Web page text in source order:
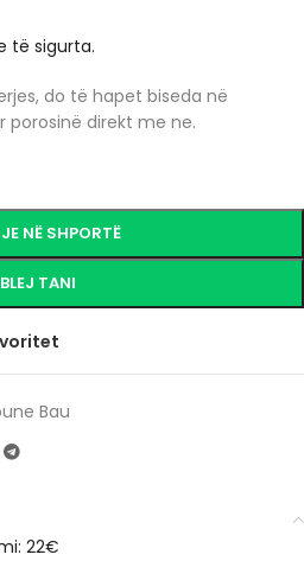
të sigurta.
do të hapet biseda në
porosinë direkt me ne.
NË SHPORTË
BLEJ TANI
Bau
22€